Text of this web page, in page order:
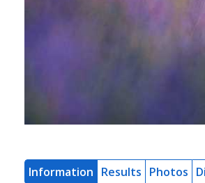
Information Results Photos